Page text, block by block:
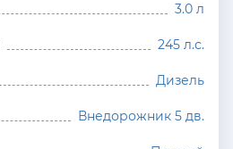
3.0 л
245 л.с.
Дизель
Внедорожник 5 дв.